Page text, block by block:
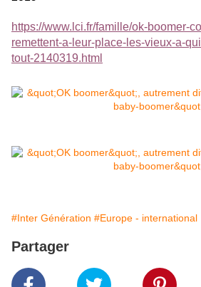
https://www.lci.fr/famille/ok-boomer-
remettent-a-leur-place-les-vieux-a-
tout-2140319.html
#Inter Génération #Europe - international
Partager